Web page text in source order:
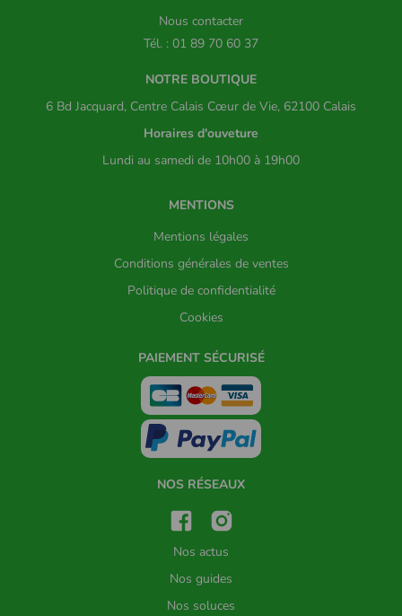
Nous contacter
Tél. : 01 89 70 60 37
NOTRE BOUTIQUE
6 Bd Jacquard, Centre Calais Cœur de Vie, 62100 Calais
Horaires d'ouveture
Lundi au samedi de 10h00 à 19h00
MENTIONS
Mentions légales
Conditions générales de ventes
Politique de confidentialité
Cookies
PAIEMENT SÉCURISÉ
NOS RÉSEAUX
Nos actus
Nos guides
Nos soluces